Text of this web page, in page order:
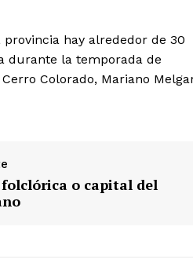
provincia hay alrededor de 30
durante la temporada de
Colorado, Mariano
o capital del